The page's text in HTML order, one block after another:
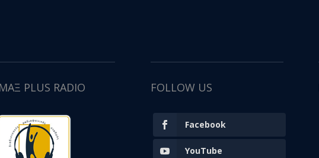
PLUS RADIO FOLLOW US
Facebook
YouTube